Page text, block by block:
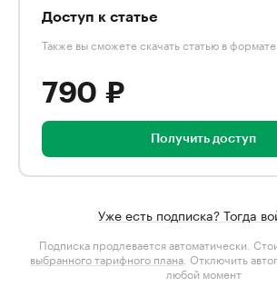
Доступ к статье
Также вы сможете скачать статью в формате
790 ₽
Получить доступ
Уже есть подписка? Тогда
Подписка продлевается автоматически.
выбранного тарифного плана . Отключить
любой момент